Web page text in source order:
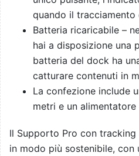
quando il tracciamento
Batteria ricaricabile –
hai a disposizione una
batteria del dock ha
catturare contenuti in
La confezione include
metri e un alimentatore
Il Supporto Pro con
in modo più sostenibile, con